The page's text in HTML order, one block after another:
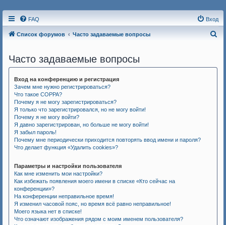
FAQ Вход
Список форумов Часто задаваемые вопросы
Часто задаваемые вопросы
Вход на конференцию и регистрация
Зачем мне нужно регистрироваться?
Что такое COPPA?
Почему я не могу зарегистрироваться?
Я только что зарегистрировался, но не могу войти!
Почему я не могу войти?
Я давно зарегистрирован, но больше не могу войти!
Я забыл пароль!
Почему мне периодически приходится повторять ввод имени и пароля?
Что делает функция «Удалить cookies»?
Параметры и настройки пользователя
Как мне изменить мои настройки?
Как избежать появления моего имени в списке «Кто сейчас на
конференции»?
На конференции неправильное время!
Я изменил часовой пояс, но время всё равно неправильное!
Моего языка нет в списке!
Что означают изображения рядом с моим именем пользователя?